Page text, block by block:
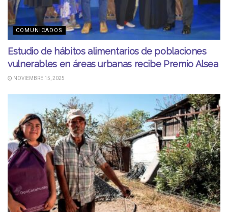
COMUNICADOS
Estudio de hábitos alimentarios de poblaciones
vulnerables en áreas urbanas recibe Premio Alsea
NOVIEMBRE 15, 2025